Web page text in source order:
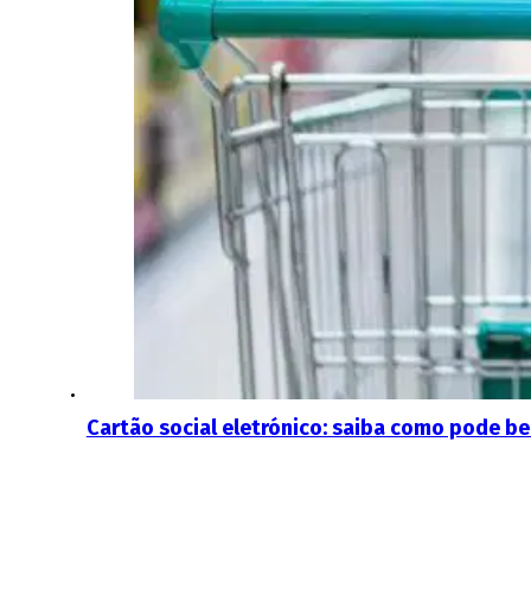
Cartão social eletrónico: saiba como pode